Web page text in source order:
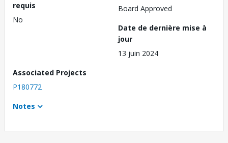
requis
No
Board Approved
Date de dernière mise à
jour
13 juin 2024
Associated Projects
P180772
Notes